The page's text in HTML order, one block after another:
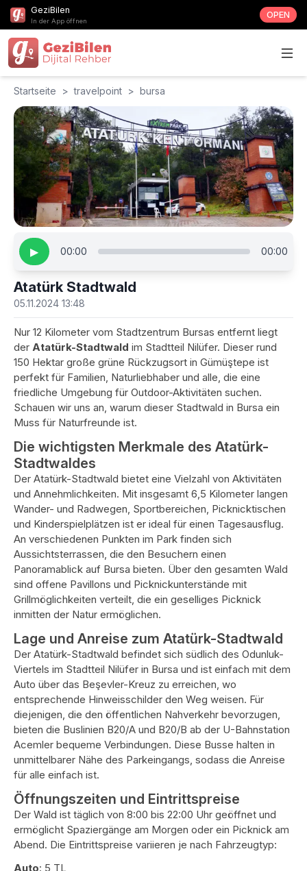
GeziBilen
In der App öffnen
OPEN
Startseite > travelpoint > bursa
▶ 00:00 00:00
Atatürk Stadtwald
05.11.2024 13:48
Nur 12 Kilometer vom Stadtzentrum Bursas entfernt liegt
der Atatürk-Stadtwald im Stadtteil Nilüfer. Dieser rund
150 Hektar große grüne Rückzugsort in Gümüştepe ist
perfekt für Familien, Naturliebhaber und alle, die eine
friedliche Umgebung für Outdoor-Aktivitäten suchen.
Schauen wir uns an, warum dieser Stadtwald in Bursa ein
Muss für Naturfreunde ist.
Die wichtigsten Merkmale des Atatürk-
Stadtwaldes
Der Atatürk-Stadtwald bietet eine Vielzahl von Aktivitäten
und Annehmlichkeiten. Mit insgesamt 6,5 Kilometer langen
Wander- und Radwegen, Sportbereichen, Picknicktischen
und Kinderspielplätzen ist er ideal für einen Tagesausflug.
An verschiedenen Punkten im Park finden sich
Aussichtsterrassen, die den Besuchern einen
Panoramablick auf Bursa bieten. Über den gesamten Wald
sind offene Pavillons und Picknickunterstände mit
Grillmöglichkeiten verteilt, die ein geselliges Picknick
inmitten der Natur ermöglichen.
Lage und Anreise zum Atatürk-Stadtwald
Der Atatürk-Stadtwald befindet sich südlich des Odunluk-
Viertels im Stadtteil Nilüfer in Bursa und ist einfach mit dem
Auto über das Beşevler-Kreuz zu erreichen, wo
entsprechende Hinweisschilder den Weg weisen. Für
diejenigen, die den öffentlichen Nahverkehr bevorzugen,
bieten die Buslinien B20/A und B20/B ab der U-Bahnstation
Acemler bequeme Verbindungen. Diese Busse halten in
unmittelbarer Nähe des Parkeingangs, sodass die Anreise
für alle einfach ist.
Öffnungszeiten und Eintrittspreise
Der Wald ist täglich von 8:00 bis 22:00 Uhr geöffnet und
ermöglicht Spaziergänge am Morgen oder ein Picknick am
Abend. Die Eintrittspreise variieren je nach Fahrzeugtyp:
Auto: 5 TL